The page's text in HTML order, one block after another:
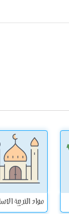
مواد التربية